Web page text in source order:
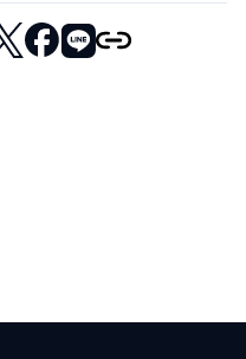
5497
内